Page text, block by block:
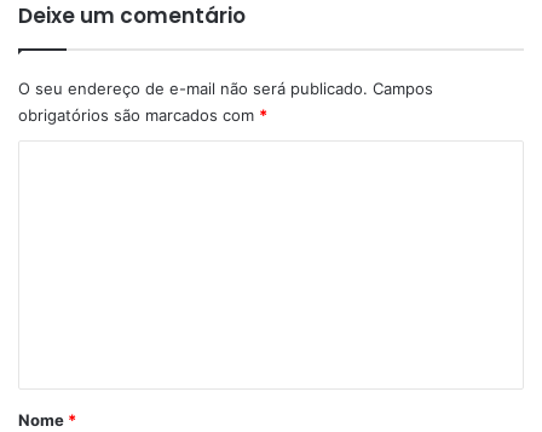
Deixe um comentário
O seu endereço de e-mail não será publicado. Campos
obrigatórios são marcados com *
rNome *